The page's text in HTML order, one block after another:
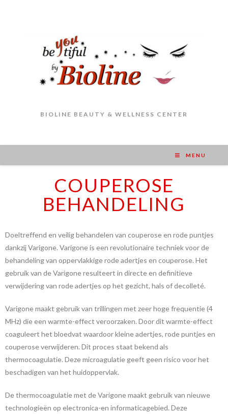
BIOLINE BEAUTY & WELLNESS CENTER
MENU
COUPEROSE
BEHANDELING
Doeltreffend en veilig behandelen van couperose en rode puntjes
dankzij Varigone. Varigone is een revolutionaire techniek voor de
behandeling van oppervlakkige rode adertjes en couperose. Het
gebruik van de Varigone resulteert in directe en definitieve
verwijdering van rode adertjes op het gezicht, hals of decolleté.
Varigone maakt gebruik van trillingen met zeer hoge frequentie (4
MHz) die een warmte-effect veroorzaken. Door dit warmte-effect
coaguleert het bloedvat waardoor kleine adertjes, rode puntjes en
couperose verwijderen. Dit proces staat bekend als
thermocoagulatie. Deze microagulatie geeft geen risico voor het
beschadigen van het huidoppervlak.
De thermocoagulatie met de Varigone maakt gebruik van nieuwe
technologieën op electronica-en informaticagebied. Deze